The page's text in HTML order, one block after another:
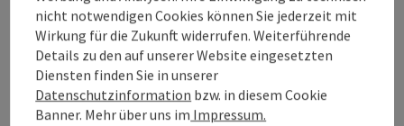
Erlachmühle Bosch Ladepunkt
4 Bosch Fast Charger-Ladegeräte zum Ausleihen
Tiefgraben am Mondsee
Telefon
+43 6232 2578
nicht notwendigen Cookies können Sie jederzeit mit
Wirkung für die Zukunft widerrufen. Weiterführende
Details zu den auf unserer Website eingesetzten
Diensten finden Sie in unserer
Datenschutzinformation bzw. in diesem Cookie
Banner. Mehr über uns im Impressum.